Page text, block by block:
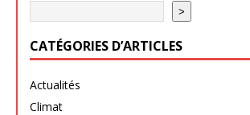
>
CATÉGORIES D’ARTICLES
Actualités
Climat